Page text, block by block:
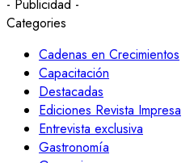
- Publicidad -
Categories
Cadenas en Crecimientos
Capacitación
Destacadas
Ediciones Revista Impresa
Entrevista exclusiva
Gastronomía